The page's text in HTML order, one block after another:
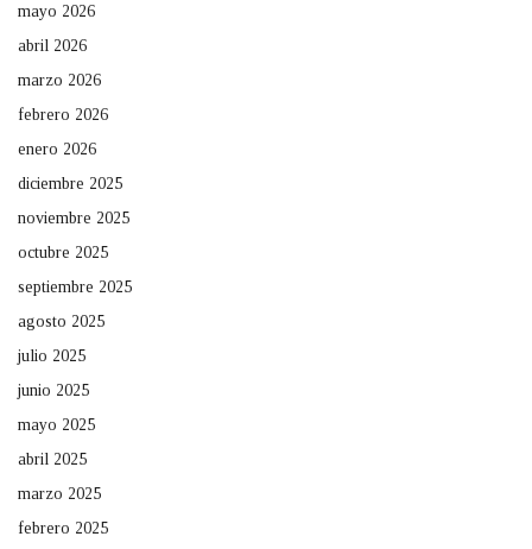
mayo 2026
abril 2026
marzo 2026
febrero 2026
enero 2026
diciembre 2025
noviembre 2025
octubre 2025
septiembre 2025
agosto 2025
julio 2025
junio 2025
mayo 2025
abril 2025
marzo 2025
febrero 2025